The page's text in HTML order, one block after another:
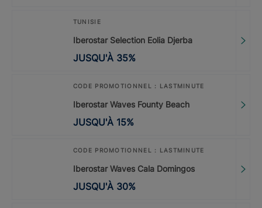
TUNISIE
Iberostar Selection Eolia Djerba
JUSQU'À 35%
CODE PROMOTIONNEL : LASTMINUTE
Iberostar Waves Founty Beach
JUSQU'À 15%
CODE PROMOTIONNEL : LASTMINUTE
Iberostar Waves Cala Domingos
JUSQU'À 30%